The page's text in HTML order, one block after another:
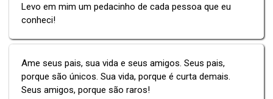
Levo em mim um pedacinho de cada pessoa que eu
conheci!
Ame seus pais, sua vida e seus amigos. Seus pais,
porque são únicos. Sua vida, porque é curta demais.
Seus amigos, porque são raros!